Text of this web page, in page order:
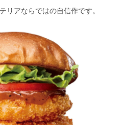
リアならではの自信作です。